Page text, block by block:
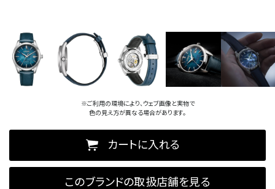
※ご利用の環境により、ウェブ画像と実物で
色の見え方が異なる場合があります。
カートに入れる
このブランドの取扱店舗を見る